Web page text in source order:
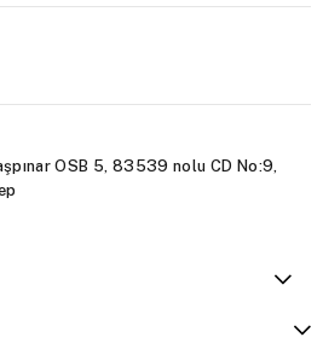
OSB 5, 83539 nolu CD No:9,